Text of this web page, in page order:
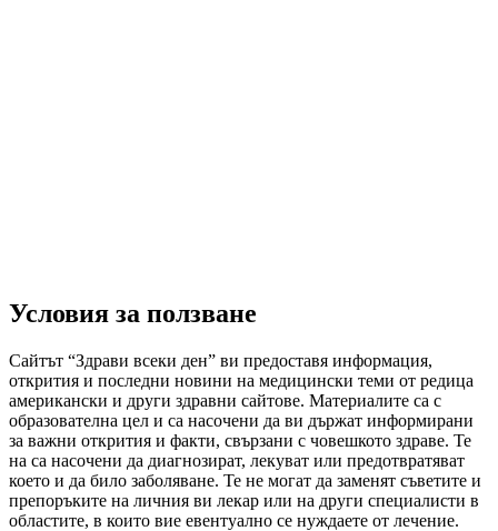
Условия за ползване
Сайтът “Здрави всеки ден” ви предоставя информация,
открития и последни новини на медицински теми от редица
американски и други здравни сайтове. Материалите са с
образователна цел и са насочени да ви държат информирани
за важни открития и факти, свързани с човешкото здраве. Те
на са насочени да диагнозират, лекуват или предотвратяват
което и да било заболяване. Те не могат да заменят съветите и
препоръките на личния ви лекар или на други специалисти в
областите, в които вие евентуално се нуждаете от лечение.